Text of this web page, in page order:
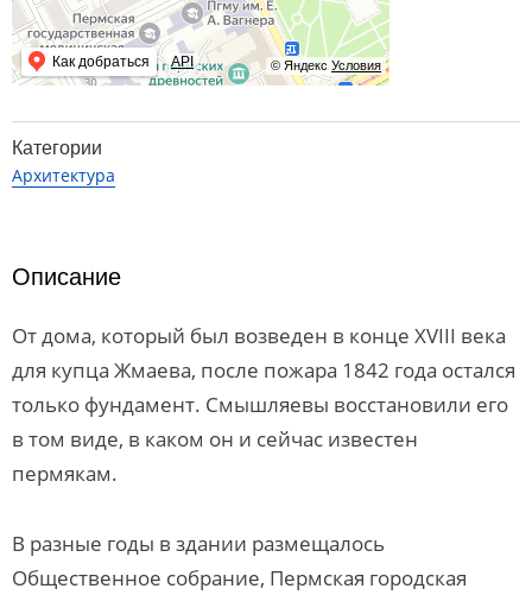
© Яндекс Условия
Как добраться API
Категории
Архитектура
Описание
От дома, который был возведен в конце XVIII века
для купца Жмаева, после пожара 1842 года остался
только фундамент. Смышляевы восстановили его
в том виде, в каком он и сейчас известен
пермякам.
В разные годы в здании размещалось
Общественное собрание, Пермская городская